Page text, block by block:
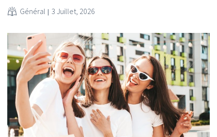
Général 3 Juillet, 2026